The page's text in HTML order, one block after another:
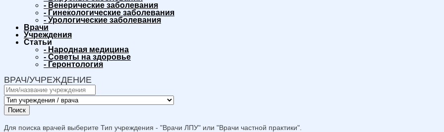
- Венерические заболевания
- Гинекологические заболевания
- Урологические заболевания
Врачи
Учреждения
Статьи
- Народная медицина
- Советы на здоровье
- Геронтология
ВРАЧ/УЧРЕЖДЕНИЕ
Поиск
Для поиска врачей выберите Тип учреждения - "Врачи ЛПУ" или "Врачи частной практики".